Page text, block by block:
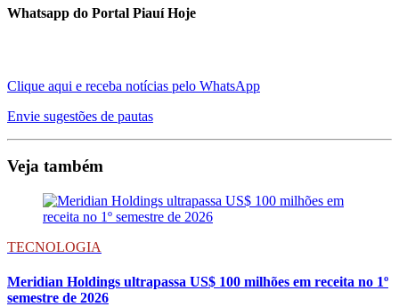
Whatsapp do Portal Piauí Hoje
Clique aqui e receba notícias pelo WhatsApp
Envie sugestões de pautas
Veja também
TECNOLOGIA
Meridian Holdings ultrapassa US$ 100 milhões em receita no 1º
semestre de 2026